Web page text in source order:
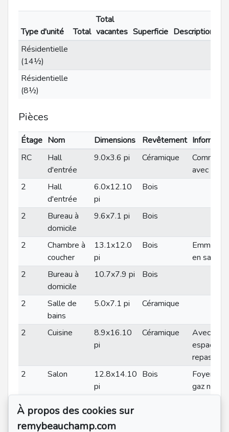
Type d'unité Total
Total
vacantes Superficie Description
Résidentielle
(14½)
Résidentielle
(8½)
Pièces
Étage Nom Dimensions Revêtement
RC
Hall
d'entrée
9.0x3.6 pi Céramique
Commun
avec le
2
Hall
d'entrée
6.0x12.10
pi
Bois
2
Bureau à
domicile
9.6x7.1 pi Bois
2
Chambre à
coucher
13.1x12.0
pi
Bois
en salon
2
Bureau à
domicile
10.7x7.9 pi Bois
2
Salle de
bains
5.0x7.1 pi Céramique
2 Cuisine
8.9x16.10
pi
Céramique
Avec
espace
repas
2
Salon
12.8x14.10
pi
(irrégulier)
Bois
Foyer au
gaz
2
Salle à
manger
12.9x12.2
pi
À propos des cookies sur
remybeauchamp.com